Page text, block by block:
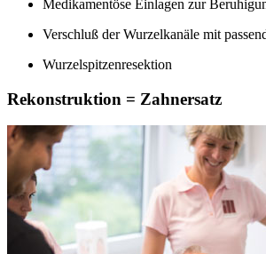
Medikamentöse Einlagen zur
Verschluß der Wurzelkanäle mit
Wurzelspitzenresektion
Rekonstruktion = Zahnersatz